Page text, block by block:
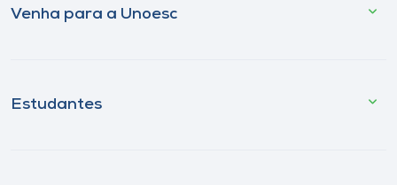
Venha para a Unoesc
Estudantes